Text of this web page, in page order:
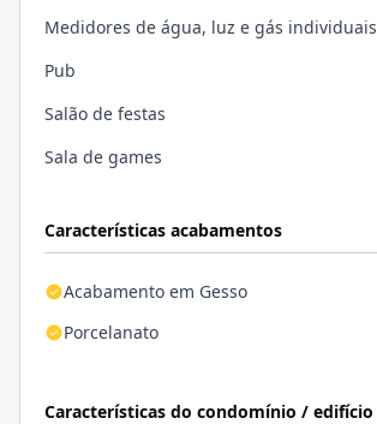
Características acabamentos
Acabamento em Gesso
Porcelanato
Características do condomínio / edifício
Medidores de água, luz e gás individuais
Pub
Salão de festas
Sala de games